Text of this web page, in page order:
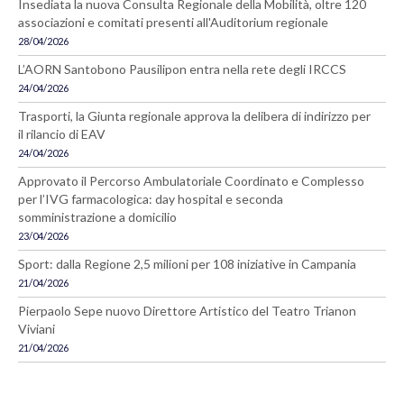
Insediata la nuova Consulta Regionale della Mobilità, oltre 120
associazioni e comitati presenti all'Auditorium regionale
28/04/2026
L’AORN Santobono Pausilipon entra nella rete degli IRCCS
24/04/2026
Trasporti, la Giunta regionale approva la delibera di indirizzo per
il rilancio di EAV
24/04/2026
Approvato il Percorso Ambulatoriale Coordinato e Complesso
per l’IVG farmacologica: day hospital e seconda
somministrazione a domicilio
23/04/2026
Sport: dalla Regione 2,5 milioni per 108 iniziative in Campania
21/04/2026
Pierpaolo Sepe nuovo Direttore Artistico del Teatro Trianon
Viviani
21/04/2026